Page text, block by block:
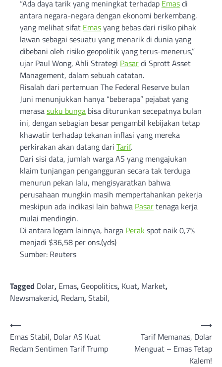
“Ada daya tarik yang meningkat terhadap Emasdi
antara negara-negara dengan ekonomi berkembang,
yang melihat sifat Emasyang bebas dari risiko pihak
lawan sebagai sesuatu yang menarik di dunia yang
dibebani oleh risiko geopolitik yang terus-menerus,”
ujar Paul Wong, Ahli Strategi Pasardi Sprott Asset
Management, dalam sebuah catatan.
Risalah dari pertemuan The Federal Reserve bulan
Juni menunjukkan hanya “beberapa” pejabat yang
merasasuku bunga bisa diturunkan secepatnya bulan
ini, dengan sebagian besar pengambil kebijakan tetap
khawatir terhadap tekanan inflasi yang mereka
perkirakan akan datang dari Tarif.
Dari sisi data, jumlah warga AS yang mengajukan
klaim tunjangan pengangguran secara tak terduga
menurun pekan lalu, mengisyaratkan bahwa
perusahaan mungkin masih mempertahankan pekerja
meskipun ada indikasi lain bahwa Pasartenaga kerja
mulai mendingin.
Di antara logam lainnya, harga Perak spot naik 0,7%
menjadi $36,58 per ons.(yds)
Sumber: Reuters
Tagged Dolar, Emas, Geopolitics, Kuat, Market,
Newsmaker.id, Redam,Stabil,
Post
navigation
⟵
Emas Stabil, Dolar AS Kuat
Redam Sentimen Tarif Trump
Tarif Memanas, Dolar
Menguat – Emas Tetap
Kalem!
⟶